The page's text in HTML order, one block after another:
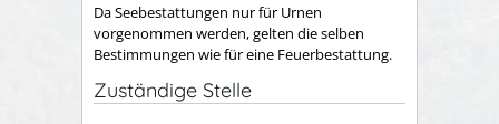
Da Seebestattungen nur für Urnen
vorgenommen werden, gelten die selben
Bestimmungen wie für eine Feuerbestattung.
Zuständige Stelle